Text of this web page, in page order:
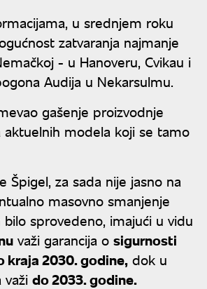
u srednjem roku
zatvaranja najmanje
- u Hanoveru, Cvikau i
Audija u Nekarsulmu.
gašenje proizvodnje
aktuelnih modela koji se tamo
Špigel, za sada nije jasno na
masovno smanjenje
bilo sprovedeno, imajući u vidu
važi garancija o sigurnosti
kraja 2030. godine, dok u
važi do 2033. godine.